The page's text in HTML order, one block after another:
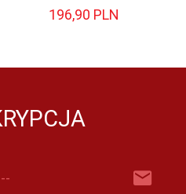
196,90 PLN